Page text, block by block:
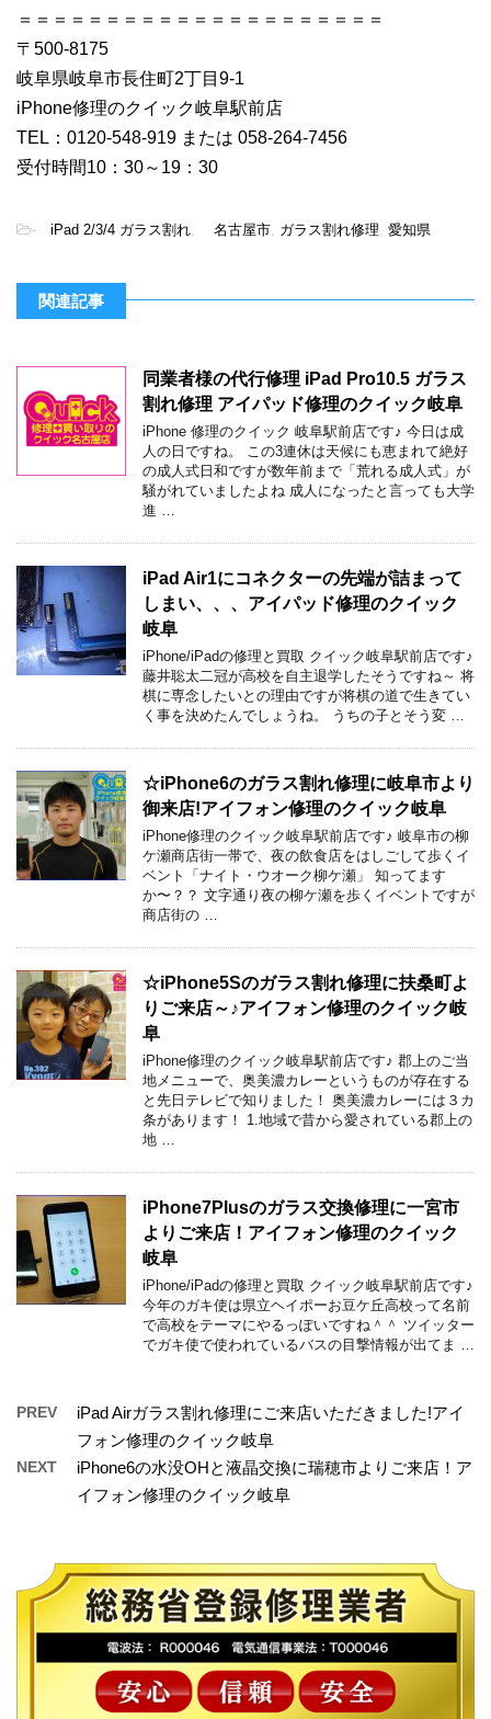
＝＝＝＝＝＝＝＝＝＝＝＝＝＝＝＝＝＝＝＝＝
〒500-8175
岐阜県岐阜市長住町2丁目9-1
iPhone修理のクイック岐阜駅前店
TEL：0120-548-919 または 058-264-7456
受付時間10：30～19：30
- iPad 2/3/4 ガラス割れ 名古屋市 ガラス割れ修理 愛知県
関連記事
同業者様の代行修理 iPad Pro10.5 ガラス
割れ修理 アイパッド修理のクイック岐阜
iPhone 修理のクイック 岐阜駅前店です♪ 今日は成
人の日ですね。 この3連休は天候にも恵まれて絶好
の成人式日和ですが数年前まで「荒れる成人式」が
騒がれていましたよね 成人になったと言っても大学
進 …
iPad Air1にコネクターの先端が詰まって
しまい、、、アイパッド修理のクイック
岐阜
iPhone/iPadの修理と買取 クイック岐阜駅前店です♪
藤井聡太二冠が高校を自主退学したそうですね～ 将
棋に専念したいとの理由ですが将棋の道で生きてい
く事を決めたんでしょうね。 うちの子とそう変 …
☆iPhone6のガラス割れ修理に岐阜市より
御来店!アイフォン修理のクイック岐阜
iPhone修理のクイック岐阜駅前店です♪ 岐阜市の柳
ケ瀬商店街一帯で、夜の飲食店をはしごして歩くイ
ベント「ナイト・ウオーク柳ケ瀬」 知ってます
か〜？？ 文字通り夜の柳ケ瀬を歩くイベントですが
商店街の …
☆iPhone5Sのガラス割れ修理に扶桑町よ
りご来店～♪アイフォン修理のクイック岐
阜
iPhone修理のクイック岐阜駅前店です♪ 郡上のご当
地メニューで、奥美濃カレーというものが存在する
と先日テレビで知りました！ 奥美濃カレーには３カ
条があります！ 1.地域で昔から愛されている郡上の
地 …
iPhone7Plusのガラス交換修理に一宮市
よりご来店！アイフォン修理のクイック
岐阜
iPhone/iPadの修理と買取 クイック岐阜駅前店です♪
今年のガキ使は県立ヘイポーお豆ケ丘高校って名前
で高校をテーマにやるっぽいですね＾＾ ツイッター
でガキ使で使われているバスの目撃情報が出てま …
PREV
iPad Airガラス割れ修理にご来店いただきました!アイ
フォン修理のクイック岐阜
NEXT
iPhone6の水没OHと液晶交換に瑞穂市よりご来店！ア
イフォン修理のクイック岐阜